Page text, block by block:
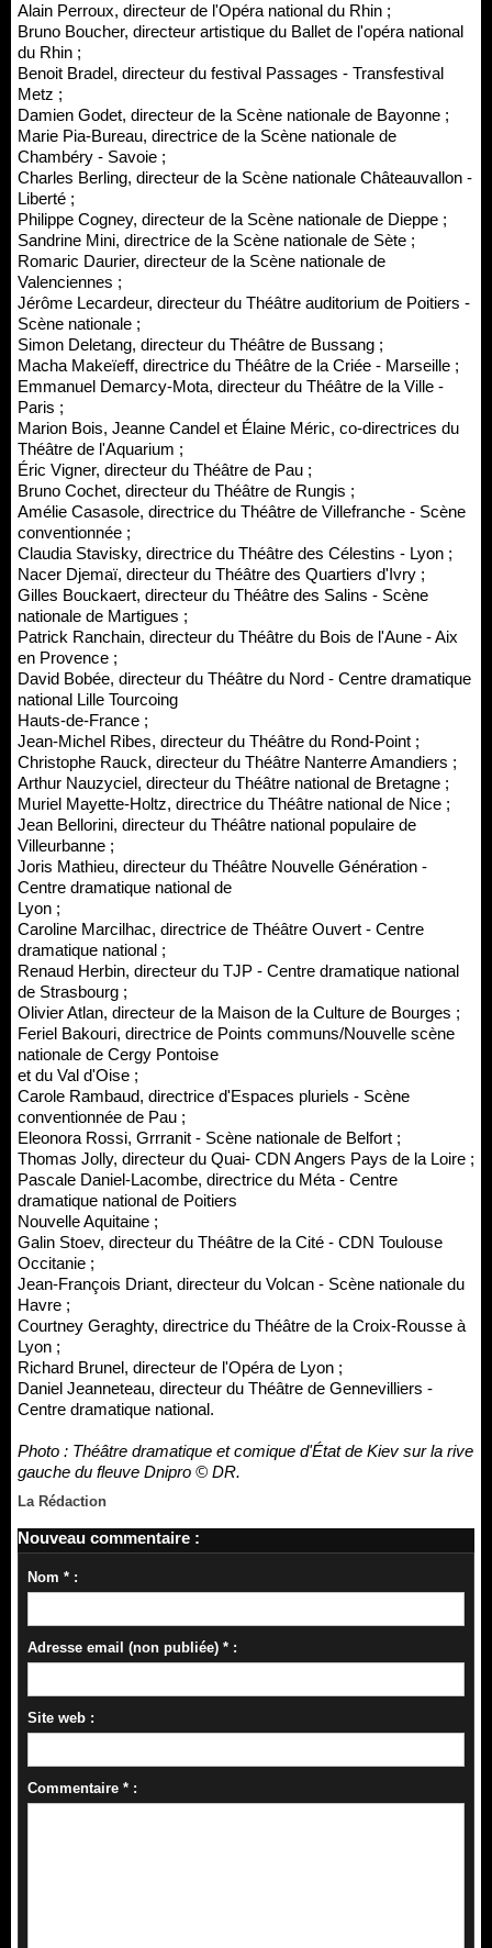
Alain Perroux, directeur de l'Opéra national du Rhin ;
Bruno Boucher, directeur artistique du Ballet de l'opéra national
du Rhin ;
Benoit Bradel, directeur du festival Passages - Transfestival
Metz ;
Damien Godet, directeur de la Scène nationale de Bayonne ;
Marie Pia-Bureau, directrice de la Scène nationale de
Chambéry - Savoie ;
Charles Berling, directeur de la Scène nationale Châteauvallon -
Liberté ;
Philippe Cogney, directeur de la Scène nationale de Dieppe ;
Sandrine Mini, directrice de la Scène nationale de Sète ;
Romaric Daurier, directeur de la Scène nationale de
Valenciennes ;
Jérôme Lecardeur, directeur du Théâtre auditorium de Poitiers -
Scène nationale ;
Simon Deletang, directeur du Théâtre de Bussang ;
Macha Makeïeff, directrice du Théâtre de la Criée - Marseille ;
Emmanuel Demarcy-Mota, directeur du Théâtre de la Ville -
Paris ;
Marion Bois, Jeanne Candel et Élaine Méric, co-directrices du
Théâtre de l'Aquarium ;
Éric Vigner, directeur du Théâtre de Pau ;
Bruno Cochet, directeur du Théâtre de Rungis ;
Amélie Casasole, directrice du Théâtre de Villefranche - Scène
conventionnée ;
Claudia Stavisky, directrice du Théâtre des Célestins - Lyon ;
Nacer Djemaï, directeur du Théâtre des Quartiers d'Ivry ;
Gilles Bouckaert, directeur du Théâtre des Salins - Scène
nationale de Martigues ;
Patrick Ranchain, directeur du Théâtre du Bois de l'Aune - Aix
en Provence ;
David Bobée, directeur du Théâtre du Nord - Centre dramatique
national Lille Tourcoing
Hauts-de-France ;
Jean-Michel Ribes, directeur du Théâtre du Rond-Point ;
Christophe Rauck, directeur du Théâtre Nanterre Amandiers ;
Arthur Nauzyciel, directeur du Théâtre national de Bretagne ;
Muriel Mayette-Holtz, directrice du Théâtre national de Nice ;
Jean Bellorini, directeur du Théâtre national populaire de
Villeurbanne ;
Joris Mathieu, directeur du Théâtre Nouvelle Génération -
Centre dramatique national de
Lyon ;
Caroline Marcilhac, directrice de Théâtre Ouvert - Centre
dramatique national ;
Renaud Herbin, directeur du TJP - Centre dramatique national
de Strasbourg ;
Olivier Atlan, directeur de la Maison de la Culture de Bourges ;
Feriel Bakouri, directrice de Points communs/Nouvelle scène
nationale de Cergy Pontoise
et du Val d'Oise ;
Carole Rambaud, directrice d'Espaces pluriels - Scène
conventionnée de Pau ;
Eleonora Rossi, Grrranit - Scène nationale de Belfort ;
Thomas Jolly, directeur du Quai- CDN Angers Pays de la Loire ;
Pascale Daniel-Lacombe, directrice du Méta - Centre
dramatique national de Poitiers
Nouvelle Aquitaine ;
Galin Stoev, directeur du Théâtre de la Cité - CDN Toulouse
Occitanie ;
Jean-François Driant, directeur du Volcan - Scène nationale du
Havre ;
Courtney Geraghty, directrice du Théâtre de la Croix-Rousse à
Lyon ;
Richard Brunel, directeur de l'Opéra de Lyon ;
Daniel Jeanneteau, directeur du Théâtre de Gennevilliers -
Centre dramatique national.
Photo : Théâtre dramatique et comique d'État de Kiev sur la rive
gauche du fleuve Dnipro © DR.
La Rédaction
Nouveau commentaire :
Nom * :
Adresse email (non publiée) * :
Site web :
Commentaire * :